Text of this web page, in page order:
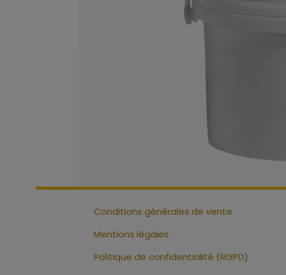
Conditions générales de vente
Mentions légales
Politique de confidentialité (RGPD)